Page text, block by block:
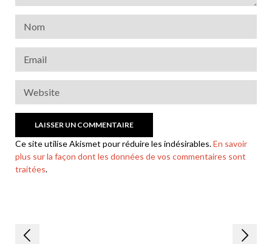
Ce site utilise Akismet pour réduire les indésirables.En savoir
plus sur la façon dont les données de vos commentaires sont
traitées.
Navigation